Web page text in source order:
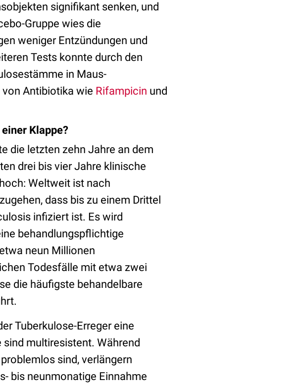
signifikant senken, und
Gruppe wies die
weniger Entzündungen und
Tests konnte durch den
in Maus-
Antibiotika wie Rifampicin und
Klappe?
die letzten zehn Jahre an dem
drei bis vier Jahre klinische
Weltweit ist nach
dass bis zu einem Drittel
infiziert ist. Es wird
behandlungspflichtige
neun Millionen
Todesfälle mit etwa zwei
die häufigste behandelbare
Tuberkulose-Erreger eine
multiresistent. Während
sind, verlängern
bis neunmonatige Einnahme